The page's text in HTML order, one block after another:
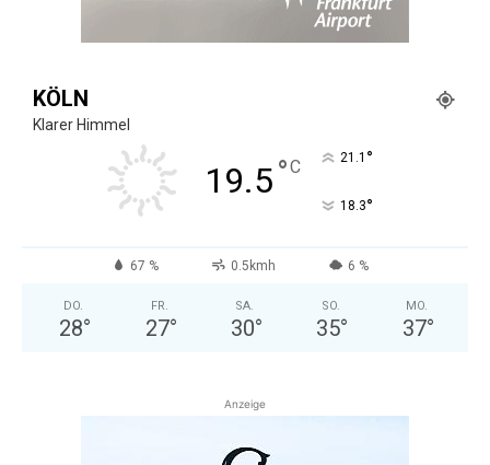
KÖLN
Klarer Himmel
19.5°C 21.1 °
18.3°
67 % 0.5kmh 6 %
DO.
28°
FR.
27°
SA.
30°
SO.
35°
MO.
37°
Anzeige